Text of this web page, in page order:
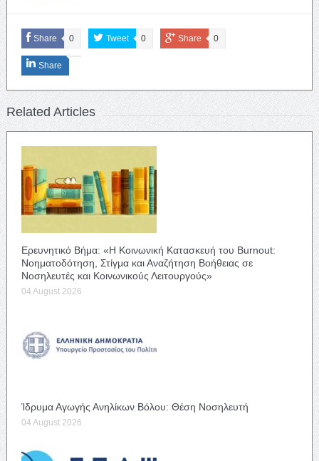
Share 0 Tweet 0 Share 0
Share
Related Articles
Ερευνητικό Βήμα: «Η Κοινωνική Κατασκευή του Burnout:
Νοηματοδότηση, Στίγμα και Αναζήτηση Βοήθειας σε
Νοσηλευτές και Κοινωνικούς Λειτουργούς»
04 August 2026
Ίδρυμα Αγωγής Ανηλίκων Βόλου: Θέση Νοσηλευτή
04 August 2026